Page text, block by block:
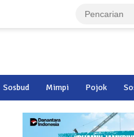
Sosbud Mimpi Pojok